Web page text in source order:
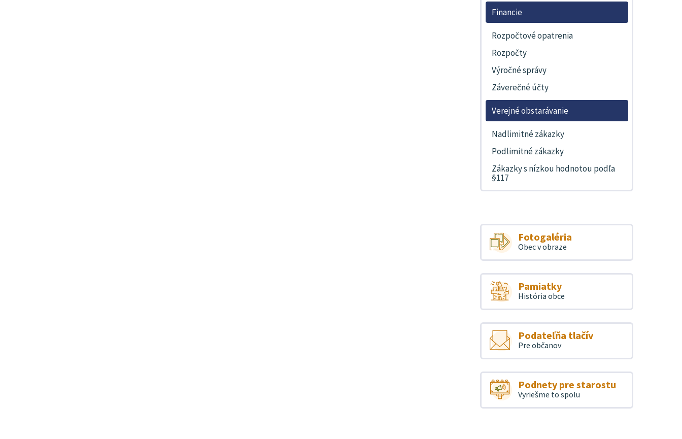
Financie
Rozpočtové opatrenia
Rozpočty
Výročné správy
Záverečné účty
Verejné obstarávanie
Nadlimitné zákazky
Podlimitné zákazky
Zákazky s nízkou hodnotou podľa
§117
Fotogaléria
Obec v obraze
Pamiatky
História obce
Podateľňa tlačív
Pre občanov
Podnety pre starostu
Vyriešme to spolu